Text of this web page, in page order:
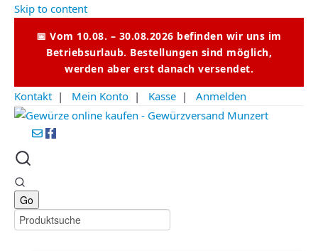
Skip to content
📅 Vom 10.08. – 30.08.2026 befinden wir uns im
Betriebsurlaub. Bestellungen sind möglich,
werden aber erst danach versendet.
Kontakt | Mein Konto | Kasse | Anmelden